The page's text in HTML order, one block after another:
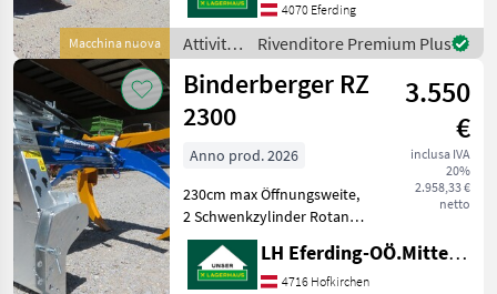
Macchina nuova
4070 Eferding
Attività
forestali
e
lavorazione
del
legno /
Rivenditore Premium Plus
Binderberger RZ
2300
3.550
€
inclusa IVA
20%
2.958,33 €
netto
Anno prod. 2026
230cm max Öffnungsweite,
2 Schwenkzylinder Rotante
Attività forestali e
lavorazione del legno Pinze
per tronchi
LH Eferding-OÖ.Mitte, Landtechnik Hofkirchen
4716 Hofkirchen